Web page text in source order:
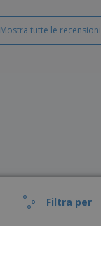
Filtra per
Mostra tutte le recensioni